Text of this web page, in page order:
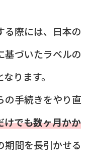
る際には、日本の
基づいたラベルの
ります。
の手続きをやり直
けでも数ヶ月かか
期間を長引かせる